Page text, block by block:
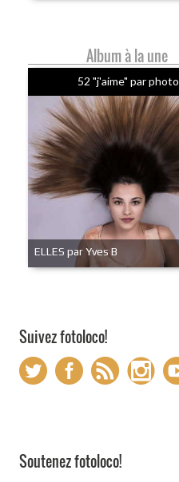
Album à la une
52 "j'aime" par photo
ELLES par Yves B
Suivez fotoloco!
Soutenez fotoloco!